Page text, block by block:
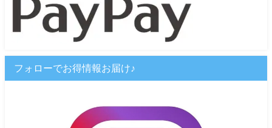
フォローでお得情報お届け♪